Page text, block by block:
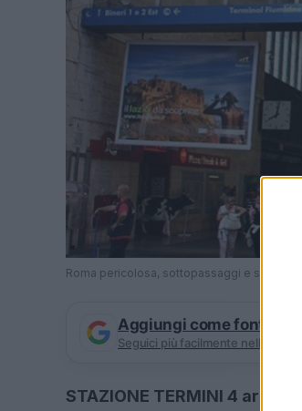
Roma pericolosa, sottopassaggi e stazioni
Aggiungi come fonte
Seguici più facilmente nelle
STAZIONE TERMINI 4